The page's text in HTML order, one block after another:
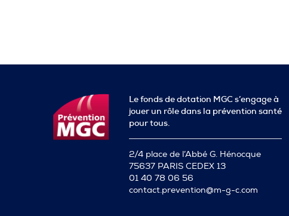
Le fonds de dotation MGC s’engage à
jouer un rôle dans la prévention santé
pour tous.
2/4 place de l’Abbé G. Hénocque
75637 PARIS CEDEX 13
01 40 78 06 56
contact.prevention@m-g-c.com